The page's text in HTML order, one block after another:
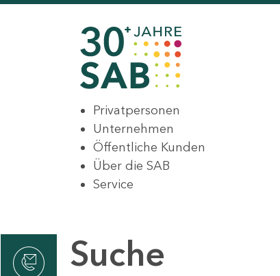
Privatpersonen
Unternehmen
Öffentliche Kunden
Über die SAB
Service
Suche